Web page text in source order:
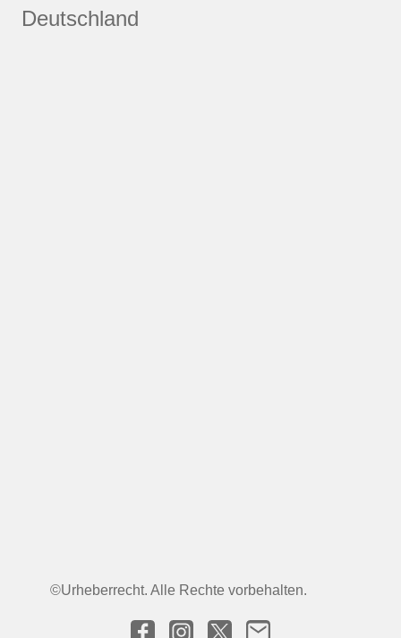
Deutschland
©Urheberrecht. Alle Rechte vorbehalten.